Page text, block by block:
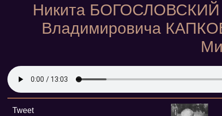
Никита БОГОСЛОВСКИЙ
Владимировича
Tweet